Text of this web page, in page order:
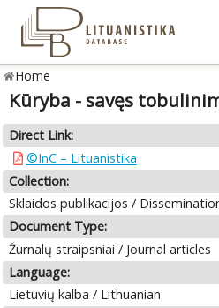
Home
Kūryba - savęs
Direct Link:
©InC – Lituanistika
Collection:
Sklaidos publikacijos /
Document Type:
Žurnalų straipsniai / Journal articles
Language:
Lietuvių kalba / Lithuanian